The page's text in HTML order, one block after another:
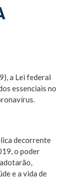
a Lei federal
essenciais no
decorrente
o poder
e a vida de